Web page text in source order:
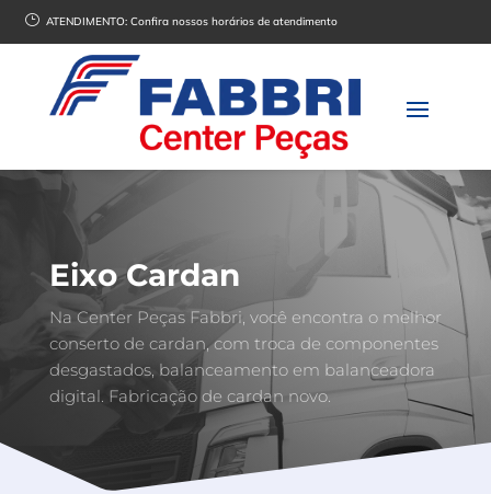
} ATENDIMENTO:Confira nossos horários de atendimento
Eixo Cardan
Na Center Peças Fabbri, você encontra o melhor
conserto de cardan, com troca de componentes
desgastados, balanceamento em balanceadora
digital. Fabricação de cardan novo.